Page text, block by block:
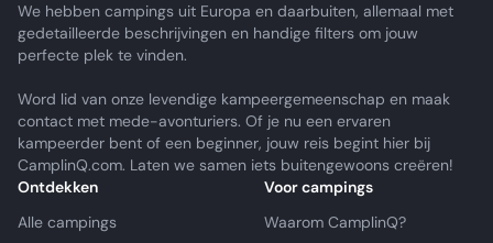
We hebben campings uit Europa en daarbuiten, allemaal met
gedetailleerde beschrijvingen en handige filters om jouw
perfecte plek te vinden.
Word lid van onze levendige kampeergemeenschap en maak
contact met mede-avonturiers. Of je nu een ervaren
kampeerder bent of een beginner, jouw reis begint hier bij
CamplinQ.com. Laten we samen iets buitengewoons creëren!
Ontdekken
Alle campings
Voor campings
Waarom CamplinQ?